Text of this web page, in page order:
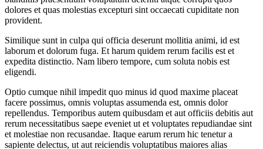
dolores et quas molestias excepturi sint occaecati cupiditate non
provident.
Similique sunt in culpa qui officia deserunt mollitia animi, id est
laborum et dolorum fuga. Et harum quidem rerum facilis est et
expedita distinctio. Nam libero tempore, cum soluta nobis est
eligendi.
Optio cumque nihil impedit quo minus id quod maxime placeat
facere possimus, omnis voluptas assumenda est, omnis dolor
repellendus. Temporibus autem quibusdam et aut officiis debitis aut
rerum necessitatibus saepe eveniet ut et voluptates repudiandae sint
et molestiae non recusandae. Itaque earum rerum hic tenetur a
sapiente delectus, ut aut reiciendis voluptatibus maiores alias